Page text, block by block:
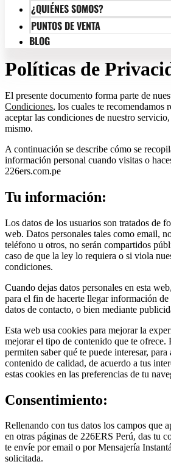
¿QUIÉNES SOMOS?
PUNTOS DE VENTA
BLOG
Políticas de
El presente documento forma parte de
Condiciones, los cuales te recomendamos
aceptar las condiciones de nuestro
mismo.
A continuación se describe cómo se
información personal cuando visitas o
226ers.com.pe
Tu información:
Los datos de los usuarios son tratados de
web. Datos personales tales como email,
teléfono u otros, no serán compartidos
caso de que la ley lo requiera o si viola
condiciones.
Cuando dejas datos personales en esta
para el fin de hacerte llegar información de
datos de contacto, o bien mediante
Esta web usa cookies para mejorar la
mejorar el tipo de contenido que te ofrece.
permiten saber qué te puede interesar,
contenido de calidad, de acuerdo a tus
estas cookies en las preferencias de tu
Consentimiento:
Rellenando con tus datos los campos que
en otras páginas de 226ERS Perú, das tu
te envíe por email o por Mensajería
solicitada.